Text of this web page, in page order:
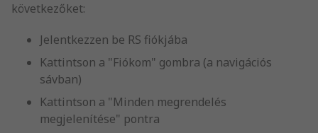
következőket:
Jelentkezzen be RS fiókjába
Kattintson a "Fiókom" gombra (a navigációs
sávban)
Kattintson a "Minden megrendelés
megjelenítése" pontra